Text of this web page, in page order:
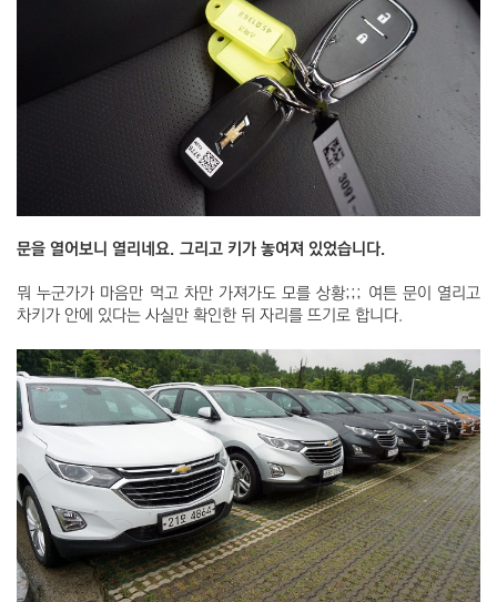
문을 열어보니 열리네요. 그리고 키가 놓여져 있었습니다.
뭐 누군가가 마음만 먹고 차만 가져가도 모를 상황;;; 여튼 문이 열리고
차키가 안에 있다는 사실만 확인한 뒤 자리를 뜨기로 합니다.